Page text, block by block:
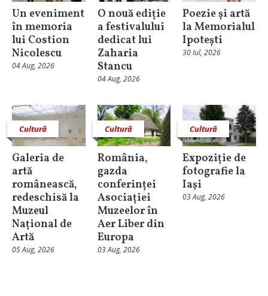
Un eveniment
în memoria
lui Costion
Nicolescu
04 Aug, 2026
O nouă ediție
a festivalului
dedicat lui
Zaharia
Stancu
04 Aug, 2026
Poezie și artă
la Memorialul
Ipotești
30 Iul, 2026
Cultură
Galeria de
artă
românească,
redeschisă la
Muzeul
Național de
Artă
05 Aug, 2026
Cultură
România,
gazda
conferinței
Asociației
Muzeelor în
Aer Liber din
Europa
03 Aug, 2026
Cultură
Expoziție de
fotografie la
Iaşi
03 Aug, 2026